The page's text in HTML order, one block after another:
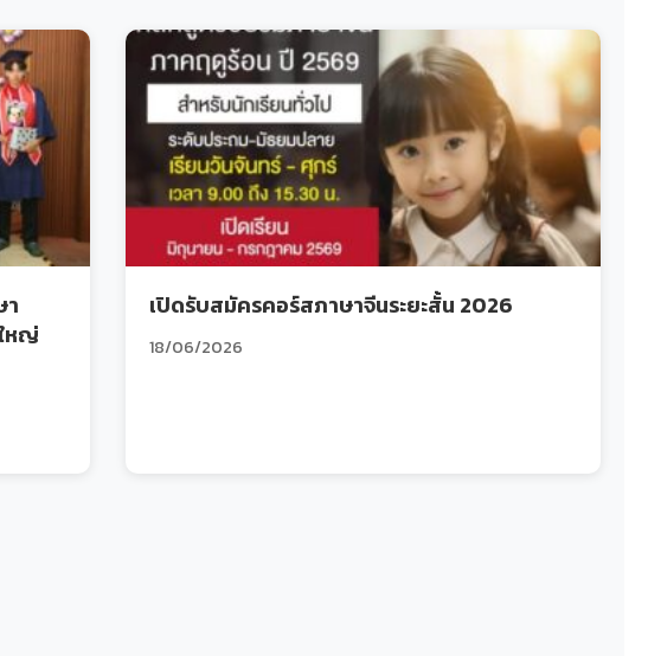
า
หญ่
เปิดรับสมัครคอร์สภาษาจีนระยะสั้น 2026
18/06/2026